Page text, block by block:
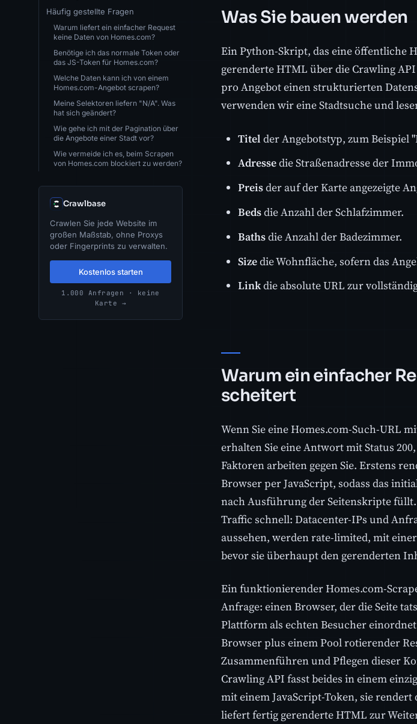
Häufig gestellte Fragen
Warum liefert ein einfacher Request
keine Daten von Homes.com?
Benötige ich das normale Token oder
das JS-Token für Homes.com?
Welche Daten kann ich von einem
Homes.com-Angebot scrapen?
Meine Selektoren liefern "N/A". Was
hat sich geändert?
Wie gehe ich mit der Pagination über
die Angebote einer Stadt vor?
Wie vermeide ich es, beim Scrapen
von Homes.com blockiert zu werden?
Crawlbase
Crawlen Sie jede Website im
großen Maßstab, ohne Proxys
oder Fingerprints zu verwalten.
Kostenlos starten
1.000 Anfragen · keine
Karte →
Was Sie bauen werden
Ein Python-Skript, das eine öffentliche
gerenderte HTML über die Crawling
pro Angebot einen strukturierten
verwenden wir eine Stadtsuche und
Titel der Angebotstyp, zum Beispiel
Adressedie Straßenadresse der
Preisder auf der Karte angezeigte
Bedsdie Anzahl der Schlafzimmer.
Bathsdie Anzahl der Badezimmer.
Sizedie Wohnfläche, sofern das
Linkdie absolute URL zur
Warum ein einfacher
scheitert
Wenn Sie eine Homes.com-Such-URL
erhalten Sie eine Antwort mit Status
Faktoren arbeiten gegen Sie. Erstens
Browser per JavaScript, sodass das
nach Ausführung der Seitenskripte
Traffic schnell: Datacenter-IPs und
aussehen, werden rate-limited, mit
bevor sie überhaupt den gerenderten
Ein funktionierender Homes.com-
Anfrage: einen Browser, der die Seite
Plattform als echten Besucher
Browser plus einem Pool rotierender
Zusammenführen und Pflegen dieser
Crawling API fasst beides in einem
mit einem JavaScript-Token, sie
liefert fertig gerenderte HTML zur